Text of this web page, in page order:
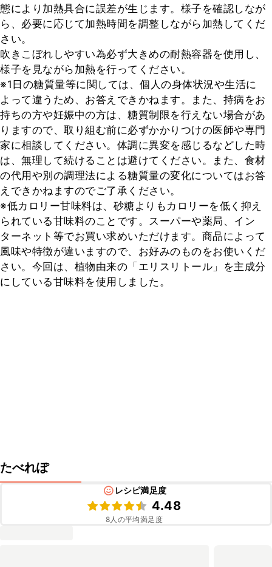
態により加熱具合に誤差が生じます。様子を確認しなが
ら、必要に応じて加熱時間を調整しながら加熱してくだ
さい。
吹きこぼれしやすい為必ず大きめの耐熱容器を使用し、
様子を見ながら加熱を行ってください。
※1日の糖質量等に関しては、個人の身体状況や生活に
よって違うため、お答えできかねます。また、持病をお
持ちの方や妊娠中の方は、糖質制限を行えない場合があ
りますので、取り組む前に必ずかかりつけの医師や専門
家に相談してください。体調に異変を感じるなどした時
は、無理して続けることは避けてください。また、食材
の代用や別の調理法による糖質量の変化についてはお答
えできかねますのでご了承ください。
※低カロリー甘味料は、砂糖よりもカロリーを低く抑え
られている甘味料のことです。スーパーや薬局、イン
ターネット等でお買い求めいただけます。商品によって
風味や特徴が違いますので、お好みのものをお使いくだ
さい。今回は、植物由来の「エリスリトール」を主成分
にしている甘味料を使用しました。
たべれぽ
レシピ満足度
4.48
8人の平均満足度